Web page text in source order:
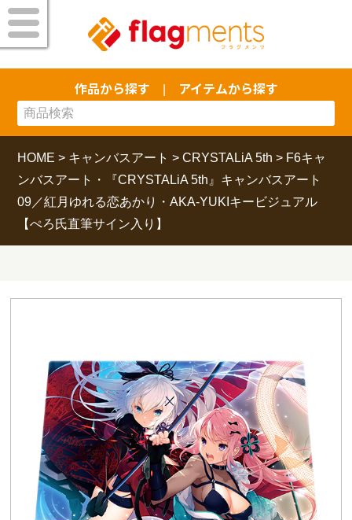
作品から探す アイテムから探す
HOME > キャンバスアート >CRYSTALiA 5th > F6キャ
ンバスアート・『CRYSTALiA 5th』キャンバスアート
09／紅月ゆれる恋あかり・AKA-YUKIキービジュアル
【ぺろ氏直筆サイン入り】